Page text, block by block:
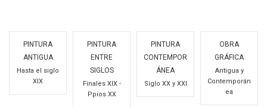
PINTURA
ANTIGUA
Hasta el siglo
XIX
PINTURA
ENTRE
SIGLOS
Finales XIX -
Ppios XX
PINTURA
CONTEMPOR
ÁNEA
Siglo XX y XXI
OBRA
GRÁFICA
Antigua y
Contemporán
ea